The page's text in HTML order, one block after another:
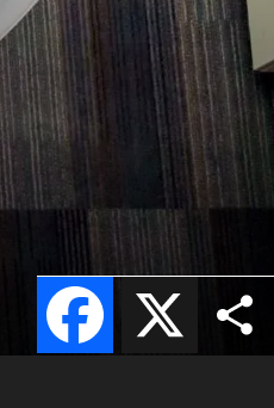
X
Facebook